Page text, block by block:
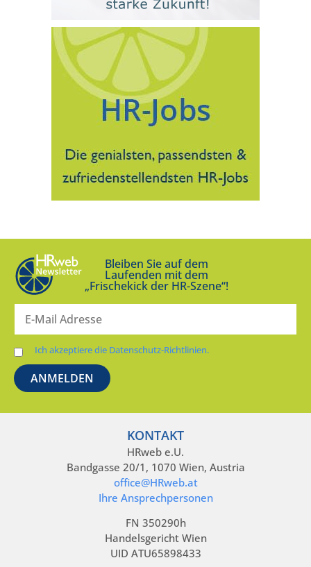
Bleiben Sie auf dem
Laufenden mit dem
„Frischekick der HR-Szene“!
Ich akzeptiere die Datenschutz-Richtlinien.
KONTAKT
HRweb e.U.
Bandgasse 20/1, 1070 Wien, Austria
office@HRweb.at
Ihre Ansprechpersonen
FN 350290h
Handelsgericht Wien
UID ATU65898433